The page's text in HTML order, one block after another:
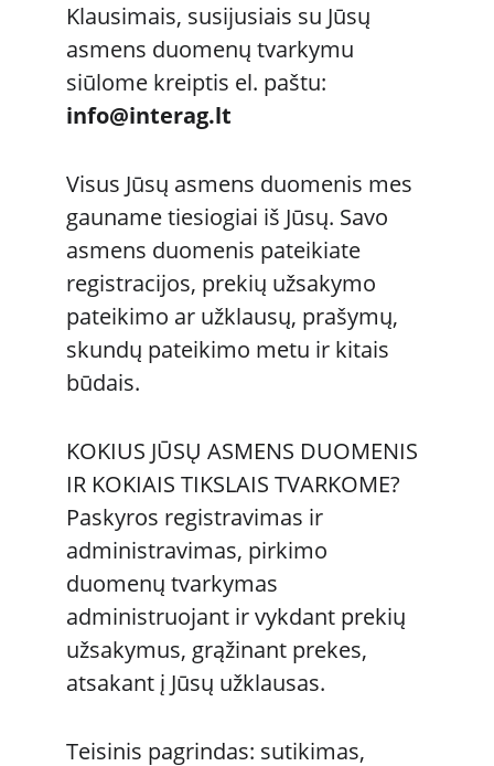
Klausimais, susijusiais su Jūsų
asmens duomenų tvarkymu
siūlome kreiptis el. paštu:
info@interag.lt
Visus Jūsų asmens duomenis mes
gauname tiesiogiai iš Jūsų. Savo
asmens duomenis pateikiate
registracijos, prekių užsakymo
pateikimo ar užklausų, prašymų,
skundų pateikimo metu ir kitais
būdais.
KOKIUS JŪSŲ ASMENS DUOMENIS
IR KOKIAIS TIKSLAIS TVARKOME?
Paskyros registravimas ir
administravimas, pirkimo
duomenų tvarkymas
administruojant ir vykdant prekių
užsakymus, grąžinant prekes,
atsakant į Jūsų užklausas.
Teisinis pagrindas: sutikimas,